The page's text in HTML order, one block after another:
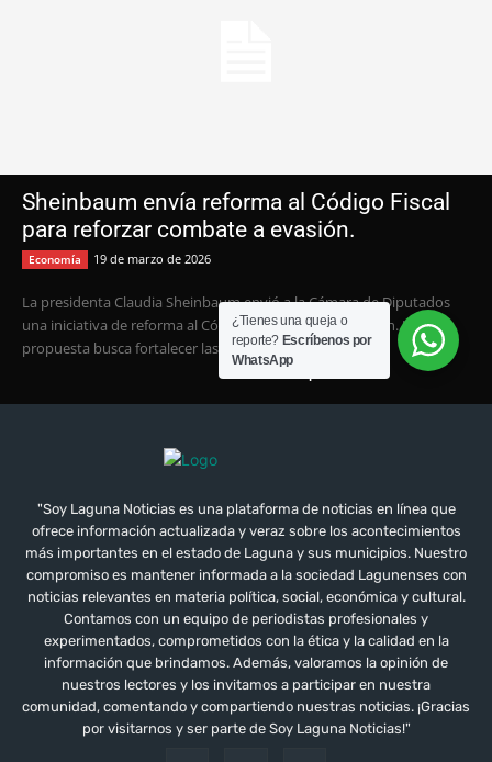
"Soy Laguna Noticias es una plataforma de noticias en línea que
ofrece información actualizada y veraz sobre los acontecimientos
más importantes en el estado de Laguna y sus municipios. Nuestro
compromiso es mantener informada a la sociedad Lagunenses con
noticias relevantes en materia política, social, económica y cultural.
Contamos con un equipo de periodistas profesionales y
experimentados, comprometidos con la ética y la calidad en la
información que brindamos. Además, valoramos la opinión de
nuestros lectores y los invitamos a participar en nuestra
comunidad, comentando y compartiendo nuestras noticias. ¡Gracias
por visitarnos y ser parte de Soy Laguna Noticias!"